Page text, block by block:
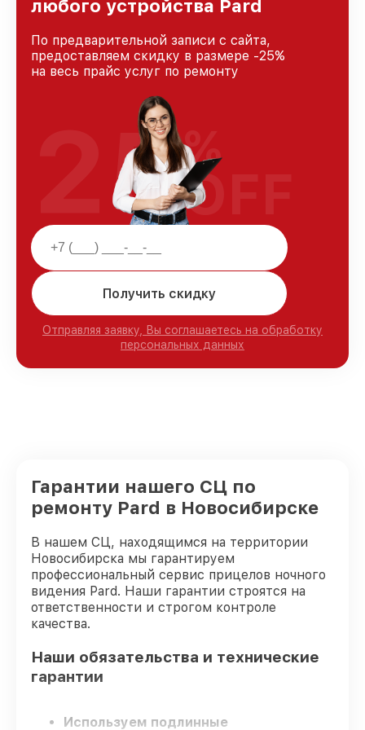
любого устройства Pard
По предварительной записи с сайта,
предоставляем скидку в размере -25%
на весь прайс услуг по ремонту
Получить скидку
Отправляя заявку, Вы соглашаетесь на обработку
персональных данных
25%
OFF
Гарантии нашего СЦ по
ремонту Pard в Новосибирске
В нашем СЦ, находящимся на территории
Новосибирска мы гарантируем
профессиональный сервис прицелов ночного
видения Pard. Наши гарантии строятся на
ответственности и строгом контроле
качества.
Наши обязательства и технические
гарантии
Используем подлинные